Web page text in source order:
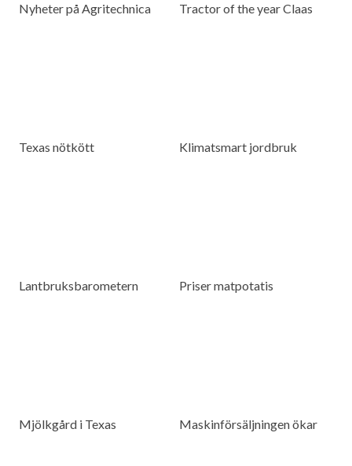
Nyheter på Agritechnica Tractor of the year Claas
Texas nötkött Klimatsmart jordbruk
Lantbruksbarometern Priser matpotatis
Mjölkgård i Texas Maskinförsäljningen ökar